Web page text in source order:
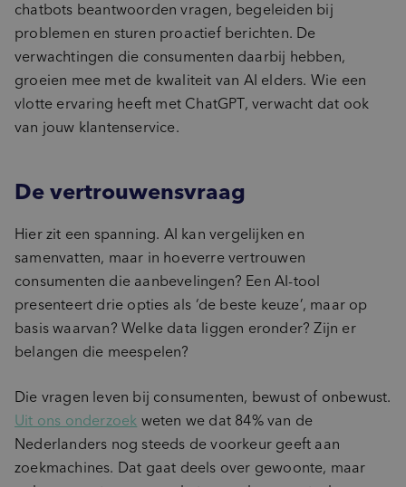
chatbots beantwoorden vragen, begeleiden bij
problemen en sturen proactief berichten. De
verwachtingen die consumenten daarbij hebben,
groeien mee met de kwaliteit van AI elders. Wie een
vlotte ervaring heeft met ChatGPT, verwacht dat ook
van jouw klantenservice.
De vertrouwensvraag
Hier zit een spanning. AI kan vergelijken en
samenvatten, maar in hoeverre vertrouwen
consumenten die aanbevelingen? Een AI-tool
presenteert drie opties als ‘de beste keuze’, maar op
basis waarvan? Welke data liggen eronder? Zijn er
belangen die meespelen?
Die vragen leven bij consumenten, bewust of onbewust.
Uit ons onderzoek weten we dat 84% van de
Nederlanders nog steeds de voorkeur geeft aan
zoekmachines. Dat gaat deels over gewoonte, maar